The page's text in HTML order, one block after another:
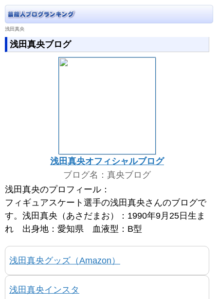
浅田真央
浅田真央ブログ
浅田真央オフィシャルブログ
ブログ名：真央ブログ
浅田真央のプロフィール：
フィギュアスケート選手の浅田真央さんのブログで
す。浅田真央（あさだまお）：1990年9月25日生ま
れ 出身地：愛知県 血液型：B型
浅田真央グッズ（Amazon）
浅田真央インスタ